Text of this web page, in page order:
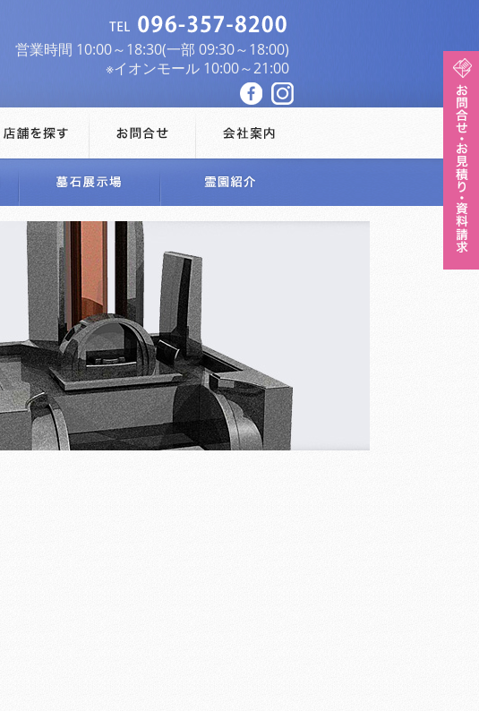
営業時間 10:00～18:30(一部 09:30～18:00)
※イオンモール 10:00～21:00